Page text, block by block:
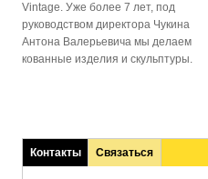
Vintage. Уже более 7 лет, под
руководством директора Чукина
Антона Валерьевича мы делаем
кованные изделия и скульптуры.
Контакты
(активная
Связаться